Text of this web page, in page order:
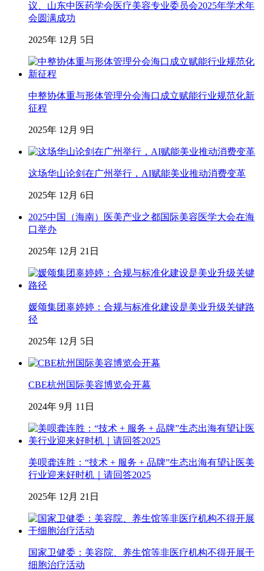
议、山东中医药学会医疗美容专业委员会2025年学术年
会圆满成功
2025年 12月 5日
中整协体重与形体管理分会海口成立赋能行业规范化新
征程
2025年 12月 9日
这场华山论剑在广州举行，AI赋能美业推动消费变革
2025年 12月 6日
2025中国（海南）医美产业之都国际美容医学大会在海
口举办
2025年 12月 21日
媛颂集团辜婷婷：合规与标准化建设是美业升级关键路
径
2025年 12月 5日
CBE杭州国际美容博览会开幕
2024年 9月 11日
美呗龚连胜：“技术 + 服务 + 品牌”生态出海有望让医美
行业迎来好时机｜请回答2025
2025年 12月 21日
国家卫健委：美容院、养生馆等非医疗机构不得开展干
细胞治疗活动